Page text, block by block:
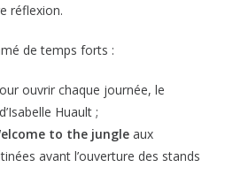
réflexion.
de temps forts :
ouvrir chaque journée, le
Huault ;
to the jungleaux
avant l’ouverture des stands